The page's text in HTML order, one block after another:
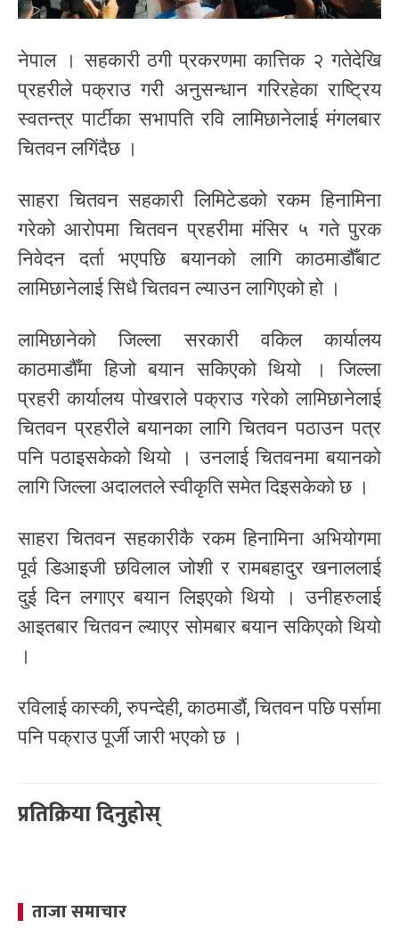
नेपाल । सहकारी ठगी प्रकरणमा कात्तिक २ गतेदेखि
प्रहरीले पक्राउ गरी अनुसन्धान गरिरहेका राष्ट्रिय
स्वतन्त्र पार्टीका सभापति रवि लामिछानेलाई मंगलबार
चितवन लगिंदैछ ।
साहरा चितवन सहकारी लिमिटेडको रकम हिनामिना
गरेको आरोपमा चितवन प्रहरीमा मंसिर ५ गते पुरक
निवेदन दर्ता भएपछि बयानको लागि काठमाडौँबाट
लामिछानेलाई सिधै चितवन ल्याउन लागिएको हो ।
लामिछानेको जिल्ला सरकारी वकिल कार्यालय
काठमाडौँमा हिजो बयान सकिएको थियो । जिल्ला
प्रहरी कार्यालय पोखराले पक्राउ गरेको लामिछानेलाई
चितवन प्रहरीले बयानका लागि चितवन पठाउन पत्र
पनि पठाइसकेको थियो । उनलाई चितवनमा बयानको
लागि जिल्ला अदालतले स्वीकृति समेत दिइसकेको छ ।
साहरा चितवन सहकारीकै रकम हिनामिना अभियोगमा
पूर्व डिआइजी छविलाल जोशी र रामबहादुर खनाललाई
दुई दिन लगाएर बयान लिइएको थियो । उनीहरुलाई
आइतबार चितवन ल्याएर सोमबार बयान सकिएको थियो
।
रविलाई कास्की, रुपन्देही, काठमाडौं, चितवन पछि पर्सामा
पनि पक्राउ पूर्जी जारी भएको छ ।
प्रतिक्रिया दिनुहोस्
ताजा समाचार